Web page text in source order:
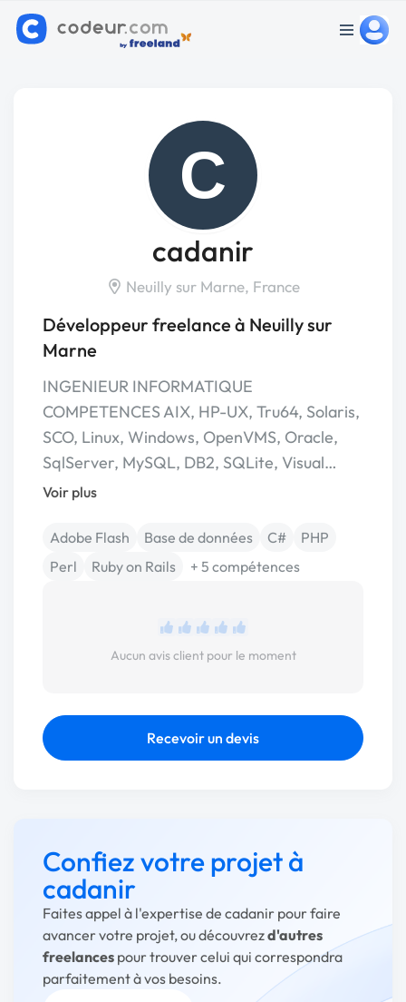
C
cadanir
Neuilly sur Marne, France
Développeur freelance à Neuilly sur
Marne
INGENIEUR INFORMATIQUE
COMPETENCES AIX, HP-UX, Tru64, Solaris,
SCO, Linux, Windows, OpenVMS, Oracle,
SqlServer, MySQL, DB2, SQLite, Visual…
Voir plus
Adobe Flash Base de données C#
PHP
Perl
Ruby on Rails + 5 compétences
Aucun avis client pour le moment
Recevoir un devis
Confiez votre projet à
cadanir
Faites appel à l'expertise de cadanir pour faire
avancer votre projet, ou découvrezd'autres
freelances pour trouver celui qui correspondra
parfaitement à vos besoins.